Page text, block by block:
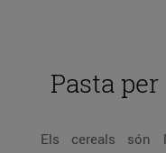
Pasta
Els cereals són